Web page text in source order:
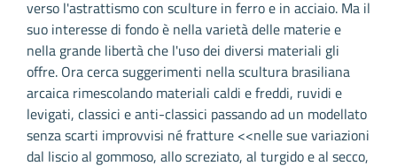
verso l'astrattismo con sculture in ferro e in acciaio. Ma il
suo interesse di fondo è nella varietà delle materie e
nella grande libertà che l'uso dei diversi materiali gli
offre. Ora cerca suggerimenti nella scultura brasiliana
arcaica rimescolando materiali caldi e freddi, ruvidi e
levigati, classici e anti-classici passando ad un modellato
senza scarti improvvisi né fratture <<nelle sue variazioni
dal liscio al gommoso, allo screziato, al turgido e al secco,